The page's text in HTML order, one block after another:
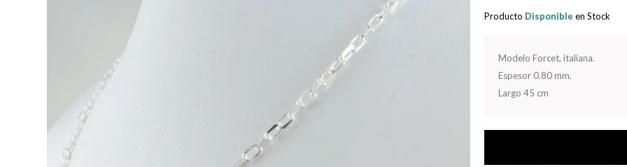
Producto Disponible en Stock
Modelo Forcet, italiana.
Espesor 0.80 mm.
Largo 45 cm